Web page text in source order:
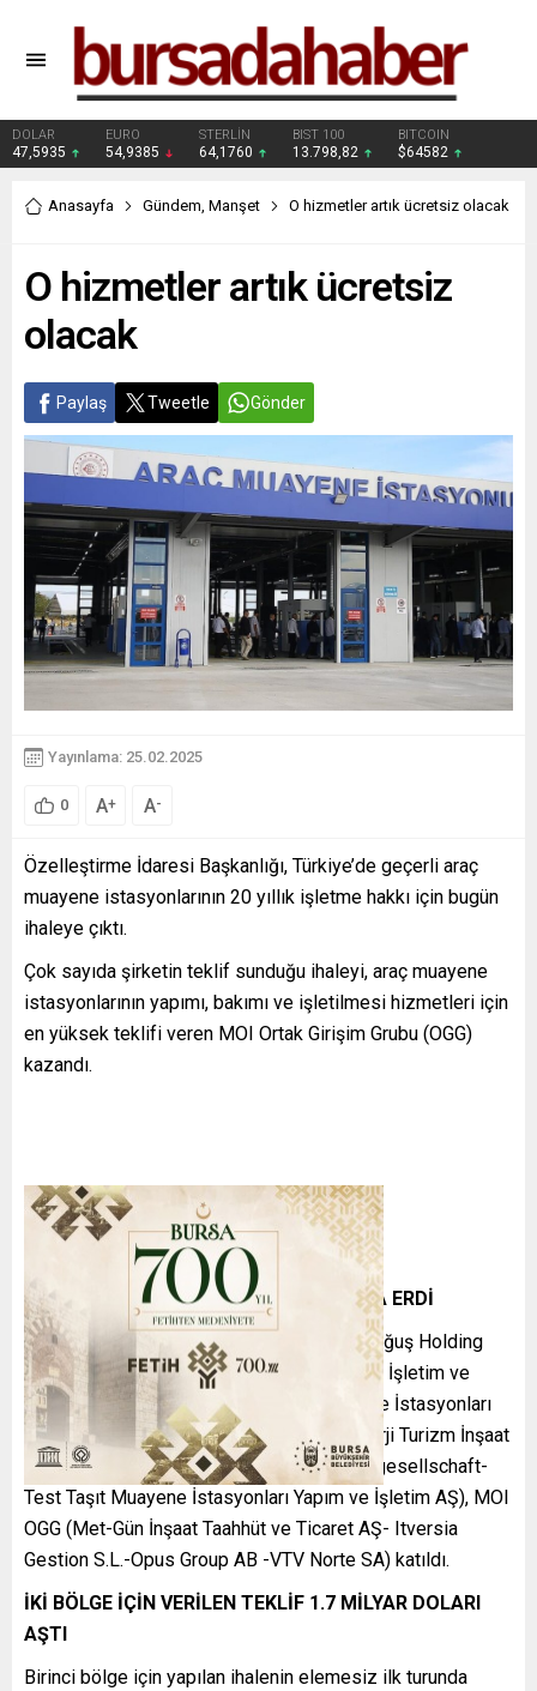
DOLAR
47,5935
EURO
54,9385
STERLİN
64,1760
BIST 100
13.798,82
BITCOIN
$64582
Anasayfa Gündem, Manşet O hizmetler artık ücretsiz olacak
O hizmetler artık ücretsiz
olacak
Paylaş Tweetle Gönder
Yayınlama: 25.02.2025
0 A+ A-
Özelleştirme İdaresi Başkanlığı, Türkiye’de geçerli araç
muayene istasyonlarının 20 yıllık işletme hakkı için bugün
ihaleye çıktı.
Çok sayıda şirketin teklif sunduğu ihaleyi, araç muayene
istasyonlarının yapımı, bakımı ve işletilmesi hizmetleri için
en yüksek teklifi veren MOI Ortak Girişim Grubu (OGG)
kazandı.
YILLAR SONRA TÜVTÜRK DÖNEMİ SONA ERDİ
Bugün yapılan ihaleye, Doğuş Tem OGG (Doğuş Holding
AŞ-Tem Kocaeli Araç Muayene İstasyonları İşletim ve
Ticaret AŞ), AGTT OGG (Aktur Araç Muayene İstasyonları
İşletmeciliği AŞ-GGK Yapı Gayrimenkul Enerji Turizm İnşaat
Sanayi ve Ticaret Ltd. Şti.-TÜV SÜD Aktiengesellschaft-
Test Taşıt Muayene İstasyonları Yapım ve İşletim AŞ), MOI
OGG (Met-Gün İnşaat Taahhüt ve Ticaret AŞ- Itversia
Gestion S.L.-Opus Group AB -VTV Norte SA) katıldı.
İKİ BÖLGE İÇİN VERİLEN TEKLİF 1.7 MİLYAR DOLARI
AŞTI
Birinci bölge için yapılan ihalenin elemesiz ilk turunda